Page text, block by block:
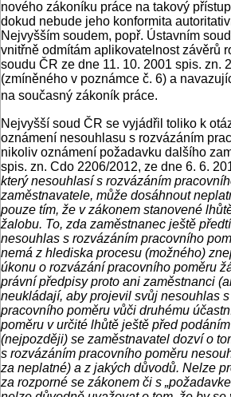
nového zákoníku práce na takový
dokud nebude jeho konformita
Nejvyšším soudem, popř. Ústavním
vnitřně odmítám aplikovatelnost závěrů
soudu ČR ze dne 11. 10. 2001 spis. zn.
(zmíněného v poznámce č. 6) a
na současný zákoník práce.
Nejvyšší soud ČR se vyjádřil toliko k
oznámení nesouhlasu s rozvázáním
nikoliv oznámení požadavku dalšího
spis. zn. Cdo 2206/2012, ze dne 6. 6.
který nesouhlasí s rozvázáním
zaměstnavatele, může dosáhnout
pouze tím, že v zákonem stanovené
žalobu. To, zda zaměstnanec ještě
nesouhlas s rozvázáním pracovního
nemá z hlediska procesu (možného)
úkonu o rozvázání pracovního poměru
právní předpisy proto ani zaměstnanci
neukládají, aby projevil svůj nesouhlas
pracovního poměru vůči druhému
poměru v určité lhůtě ještě před
(nejpozději) se zaměstnavatel dozví o
s rozvázáním pracovního poměru
za neplatné) a z jakých důvodů. Nelze
za rozporné se zákonem či s